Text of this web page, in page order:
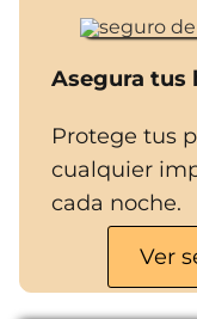
Asegura tus
Protege tus
cualquier
cada noche.
Ver